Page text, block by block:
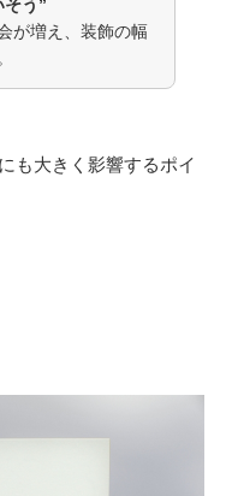
う”
が増え、装飾の幅
も大きく影響するポイ